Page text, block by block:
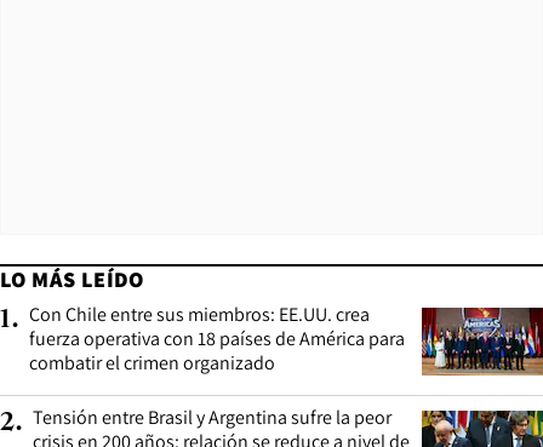
LO MÁS LEÍDO
1. Con Chile entre sus miembros: EE.UU. crea
fuerza operativa con 18 países de América para
combatir el crimen organizado
2. Tensión entre Brasil y Argentina sufre la peor
crisis en 200 años: relación se reduce a nivel de